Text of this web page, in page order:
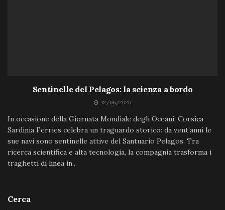
Sentinelle del Pelagos: la scienza a bordo
12/06/2026
In occasione della Giornata Mondiale degli Oceani, Corsica
Sardinia Ferries celebra un traguardo storico: da vent’anni le
sue navi sono sentinelle attive del Santuario Pelagos. Tra
ricerca scientifica e alta tecnologia, la compagnia trasforma i
traghetti di linea in...
Cerca